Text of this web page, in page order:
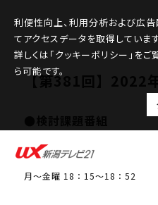
利便性向上、利用分析および広
てアクセスデータを取得しています
詳しくは「クッキーポリシー」をご
ら可能です。
【第381回】2022
スーパーＪにいがた（ローカル
月～金曜 18：15～18：52